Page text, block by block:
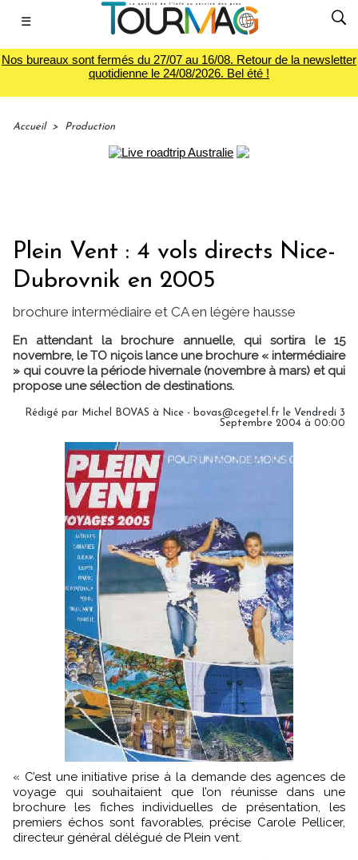
☰
Nos bureaux sont fermés du 27/07 au 16/08. Retour de la newsletter
quotidienne le 24/08/2026. Bel été !
Accueil > Production
Plein Vent : 4 vols directs Nice-
Dubrovnik en 2005
brochure intermédiaire et CA en légère hausse
En attendant la brochure annuelle, qui sortira le 15
novembre, le TO niçois lance une brochure « intermédiaire
» qui couvre la période hivernale (novembre à mars) et qui
propose une sélection de destinations.
Rédigé par Michel BOVAS à Nice - bovas@cegetel.fr le Vendredi 3
Septembre 2004 à 00:00
« C’est une initiative prise à la demande des agences de
voyage qui souhaitaient que l’on réunisse dans une
brochure les fiches individuelles de présentation, les
premiers échos sont favorables, précise Carole Pellicer,
directeur général délégué de Plein vent.